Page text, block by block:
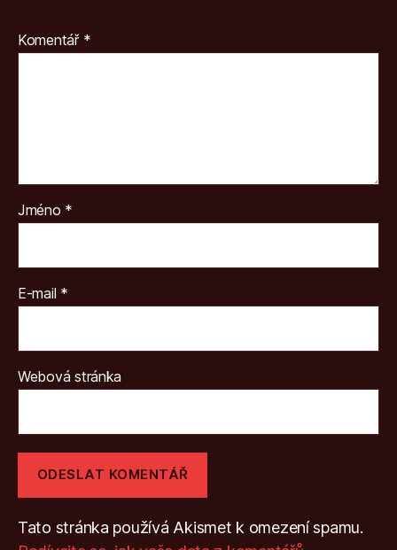
Komentář *
Jméno *
E-mail *
Webová stránka
Tato stránka používá Akismet k omezení spamu.